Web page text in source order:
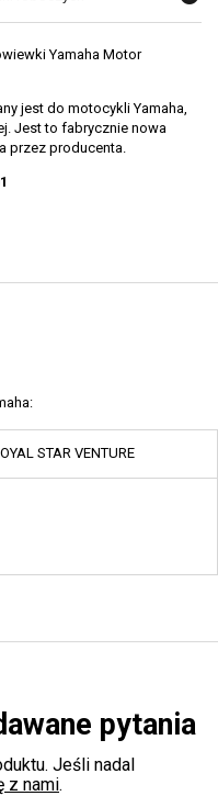
Yamaha Motor
jest do motocykli Yamaha,
Jest to fabrycznie nowa
przez producenta.
STAR VENTURE
pytania
Jeśli nadal
z nami.